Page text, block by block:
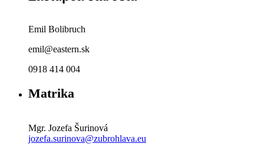
Emil Bolibruch
emil@eastern.sk
0918 414 004
Matrika
Mgr. Jozefa Šurinová
jozefa.surinova@zubrohlava.eu